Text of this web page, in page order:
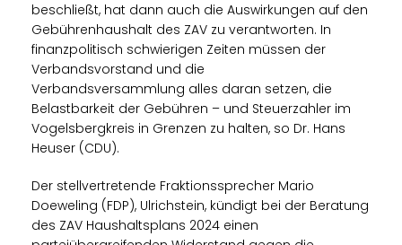
beschließt, hat dann auch die Auswirkungen auf den
Gebührenhaushalt des ZAV zu verantworten. In
finanzpolitisch schwierigen Zeiten müssen der
Verbandsvorstand und die
Verbandsversammlung alles daran setzen, die
Belastbarkeit der Gebühren – und Steuerzahler im
Vogelsbergkreis in Grenzen zu halten, so Dr. Hans
Heuser (CDU).
Der stellvertretende Fraktionssprecher Mario
Doeweling (FDP), Ulrichstein, kündigt bei der Beratung
des ZAV Haushaltsplans 2024 einen